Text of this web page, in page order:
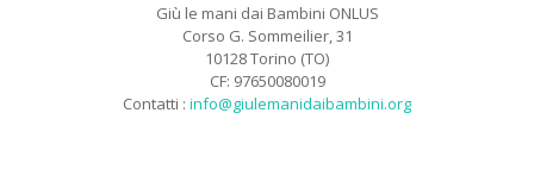
Giù le mani dai Bambini ONLUS
Corso G. Sommeilier, 31
10128 Torino (TO)
CF: 97650080019
Contatti : info@giulemanidaibambini.org